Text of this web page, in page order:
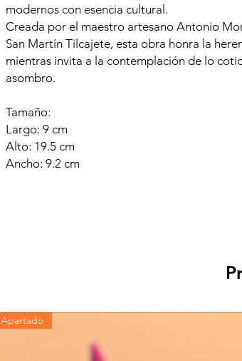
modernos con esencia cultural.
Creada por el maestro artesano Antonio
San Martín Tilcajete, esta obra honra la
mientras invita a la contemplación de lo
asombro.
Tamaño:
Largo: 9 cm
Alto: 19.5 cm
Ancho: 9.2 cm
Apartado